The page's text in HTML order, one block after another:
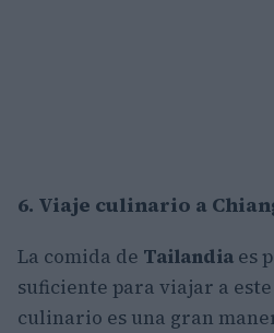
6. Viaje culinario a
La comida de Tailandia es
suficiente para viajar a
culinario es una gran